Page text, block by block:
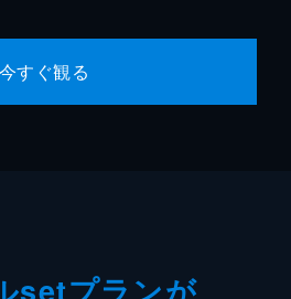
今すぐ観る
setプランが